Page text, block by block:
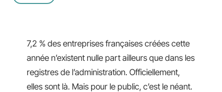
7,2 % des entreprises françaises créées cette
année n’existent nulle part ailleurs que dans les
registres de l’administration. Officiellement,
elles sont là. Mais pour le public, c’est le néant.